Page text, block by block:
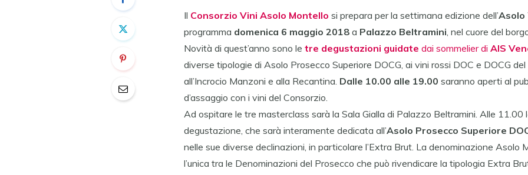
Il Consorzio Vini Asolo Montello si prepara per la settimana edizione dell’Asolo
programma domenica 6 maggio 2018a Palazzo Beltramini, nel cuore del
Novità di quest’anno sono le tre degustazioni guidate dai sommelier di AIS
diverse tipologie di Asolo Prosecco Superiore DOCG, ai vini rossi DOC e DOCG
all’Incrocio Manzoni e alla Recantina. Dalle 10.00 alle 19.00 saranno aperti al
d’assaggio con i vini del Consorzio.
Ad ospitare le tre masterclass sarà la Sala Gialla di Palazzo Beltramini. Alle 11.00
degustazione, che sarà interamente dedicata all’Asolo Prosecco Superiore
nelle sue diverse declinazioni, in particolare l’Extra Brut. La denominazione Asolo
l’unica tra le Denominazioni del Prosecco che può rivendicare la tipologia Extra